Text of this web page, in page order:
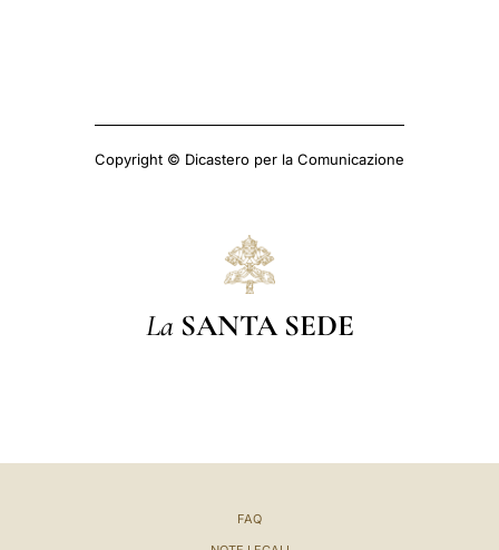
Copyright © Dicastero per la Comunicazione
La SANTA SEDE
FAQ